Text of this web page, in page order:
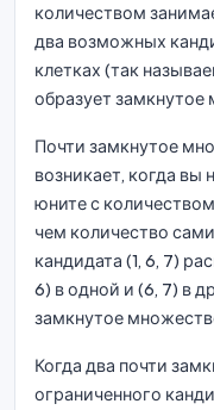
количеством
два возможных
клетках (так
образует замкнутое
Почти замкнутое
возникает, когда вы
юните с
чем количество
кандидата (1, 6, 7)
6) в одной и (6, 7) в
замкнутое
Когда два почти
ограниченного